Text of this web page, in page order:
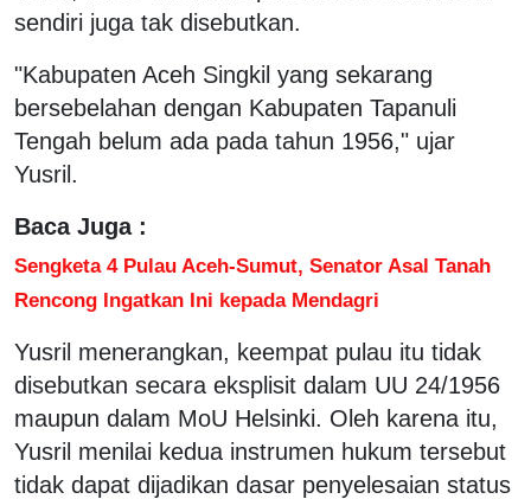
sendiri juga tak disebutkan.
"Kabupaten Aceh Singkil yang sekarang
bersebelahan dengan Kabupaten Tapanuli
Tengah belum ada pada tahun 1956," ujar
Yusril.
Baca Juga :
Sengketa 4 Pulau Aceh-Sumut, Senator Asal Tanah
Rencong Ingatkan Ini kepada Mendagri
Yusril menerangkan, keempat pulau itu tidak
disebutkan secara eksplisit dalam UU 24/1956
maupun dalam MoU Helsinki. Oleh karena itu,
Yusril menilai kedua instrumen hukum tersebut
tidak dapat dijadikan dasar penyelesaian status